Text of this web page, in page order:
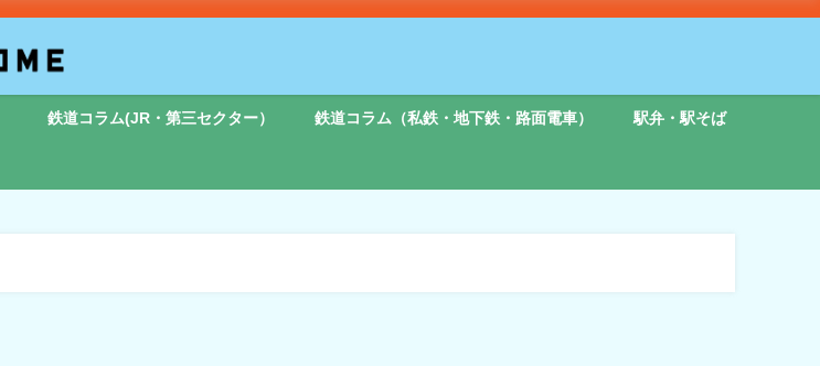
鉄道コラム(JR・第三セクター） 鉄道コラム（私鉄・地下鉄・路面電車） 駅弁・駅そば